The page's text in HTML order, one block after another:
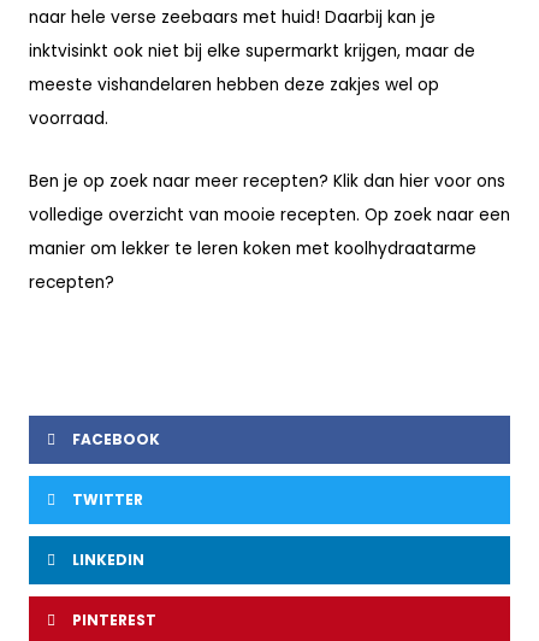
naar hele verse zeebaars met huid! Daarbij kan je
inktvisinkt ook niet bij elke supermarkt krijgen, maar de
meeste vishandelaren hebben deze zakjes wel op
voorraad.
Ben je op zoek naar meer recepten? Klik dan hier voor ons
volledige overzicht van mooie recepten. Op zoek naar een
manier om lekker te leren koken met koolhydraatarme
recepten?
FACEBOOK
TWITTER
LINKEDIN
PINTEREST